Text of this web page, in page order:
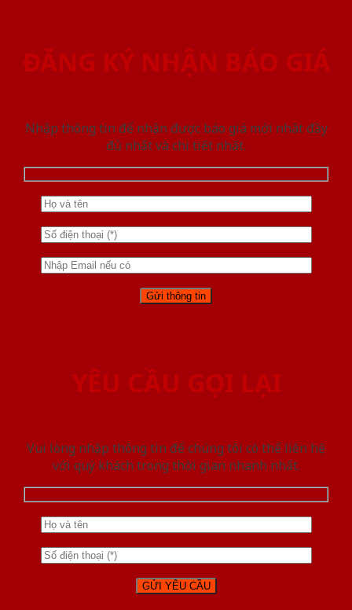
ĐĂNG KÝ NHẬN BÁO GIÁ
Nhập thông tin để nhận được báo giá mới nhât đầy
đủ nhất và chi tiết nhất.
YÊU CẦU GỌI LẠI
Vui lòng nhập thông tin để chúng tôi có thể liên hệ
với quý khách trong thời gian nhanh nhất.